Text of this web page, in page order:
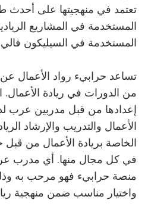
تعتمد في منهجيتها على أحدث
المستخدمة في المشاريع
المستخدمة في السيليكون فالي
تساعد حرابيء رواد الأعمال
من الدورات في ريادة الأعمال.
إعدادها من قبل مدربين عرب
الأعمال والتدريب والإرشاد
الخاصة بريادة الأعمال من قبل
في كل مجال منها. أي مدرب
منصة حرابيء فهو مرحب به
واختيار مناسب ضمن منهجية